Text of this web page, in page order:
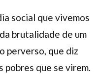
social que vivemos
brutalidade de um
perverso, que diz
pobres que se virem.